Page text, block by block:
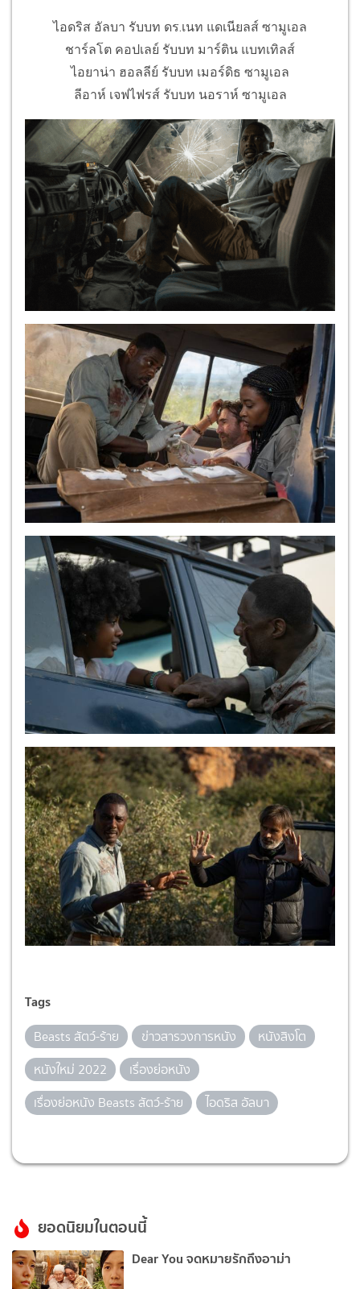
ไอดริส อัลบา รับบท ดร.เนท แดเนียลส์ ซามูเอล
ชาร์ลโต คอปเลย์ รับบท มาร์ติน แบทเทิลส์
ไอยาน่า ฮอลลีย์ รับบท เมอร์ดิธ ซามูเอล
ลีอาห์ เจฟไฟรส์ รับบท นอราห์ ซามูเอล
Tags
Beasts สัตว์-ร้าย ข่าวสารวงการหนัง
หนังสิงโต
หนังใหม่ 2022
เรื่องย่อหนัง
เรื่องย่อหนัง Beasts สัตว์-ร้าย
ไอดริส อัลบา
ยอดนิยมในตอนนี้
Dear You จดหมายรักถึงอาม่า